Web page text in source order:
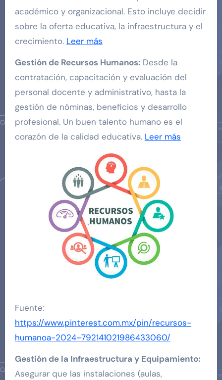
académico y organizacional. Esto incluye decidir
sobre la oferta educativa, la infraestructura y el
crecimiento. Leer más
Gestión de Recursos Humanos:Desde la
contratación, capacitación y evaluación del
personal docente y administrativo, hasta la
gestión de nóminas, beneficios y desarrollo
profesional. Un buen talento humano es el
corazón de la calidad educativa. Leer más
Fuente:
https://www.pinterest.com.mx/pin/recursos-
humanoa-2024–792141021986433060/
Gestión de la Infraestructura y Equipamiento:
Asegurar que las instalaciones (aulas,